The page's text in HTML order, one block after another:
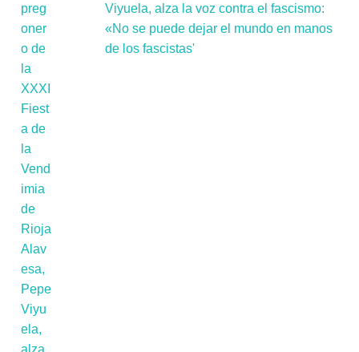
Viyuela, alza la voz contra el fascismo:
«No se puede dejar el mundo en manos
de los fascistas'